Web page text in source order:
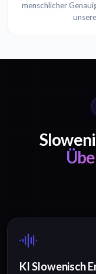
menschlicher
KI Slowenisch